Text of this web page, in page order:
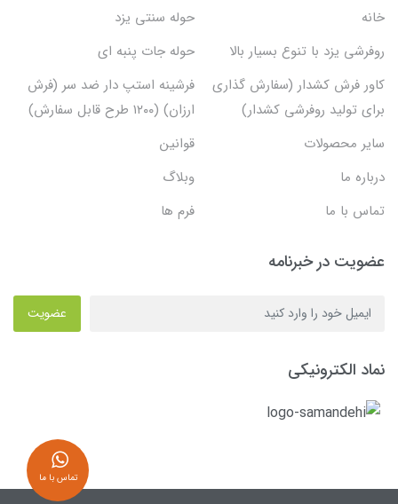
خانه
حوله سنتی یزد
روفرشی یزد با تنوع بسیار بالا
حوله جات پنبه ای
کاور فرش کشدار (سفارش گذاری
برای تولید روفرشی کشدار)
فرشینه استپ دار ضد سر (فرش
ارزان) (۱۲۰۰ طرح قابل سفارش)
سایر محصولات
قوانین
درباره ما
وبلاگ
تماس با ما
فرم ها
عضویت در خبرنامه
عضویت
نماد الکترونیکی
تماس با ما